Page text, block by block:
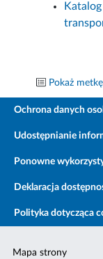
Pokaż metkę
Ochrona danych
Udostępnianie
Ponowne
Deklaracja
Polityka dotycząca
Mapa strony